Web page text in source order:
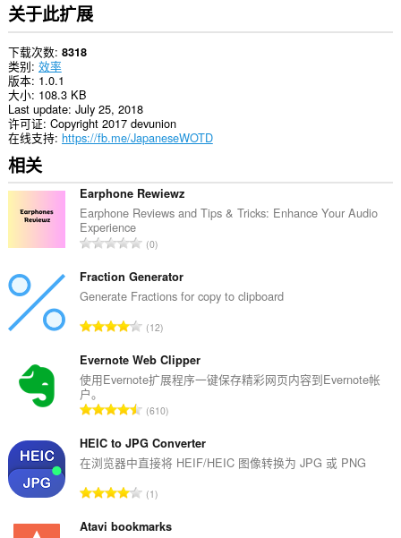
关于此扩展
下载次数 8318
类别 效率
版本 1.0.1
大小 108.3 KB
Last update July 25, 2018
许可证 Copyright 2017 devunion
在线支持 https://fb.me/JapaneseWOTD
相关
Earphone Rewiewz
Earphone Reviews and Tips & Tricks: Enhance Your Audio
Experience
总
分
次
：
0
Fraction Generator
Generate Fractions for copy to clipboard
总
分
次
：
12
Evernote Web Clipper
使用Evernote扩展程序一键保存精彩网页内容到Evernote帐
户。
总
分
次
：
610
HEIC to JPG Converter
在浏览器中直接将 HEIF/HEIC 图像转换为 JPG 或 PNG
总
分
1
Atavi bookmarks